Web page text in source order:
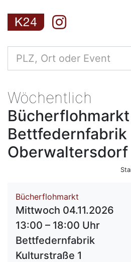
Wöchentlich
Bettfedernfabrik
Oberwaltersdorf
Bücherflohmarkt
Mittwoch 04.11.2026
13:00 – 18:00 Uhr
Bettfedernfabrik
Kulturstraße 1